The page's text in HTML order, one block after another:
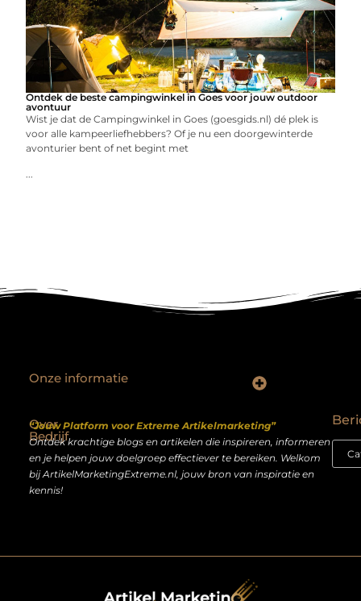
Ontdek de beste campingwinkel in Goes voor jouw outdoor
avontuur
Wist je dat de Campingwinkel in Goes (goesgids.nl) dé plek is
voor alle kampeerliefhebbers? Of je nu een doorgewinterde
avonturier bent of net begint met
...
Over
Bedrijf
“Jouw Platform voor Extreme Artikelmarketing”
Ontdek krachtige blogs en artikelen die inspireren, informeren
en je helpen jouw doelgroep effectiever te bereiken. Welkom
bij ArtikelMarketingExtreme.nl, jouw bron van inspiratie en
kennis!
Onze informatie